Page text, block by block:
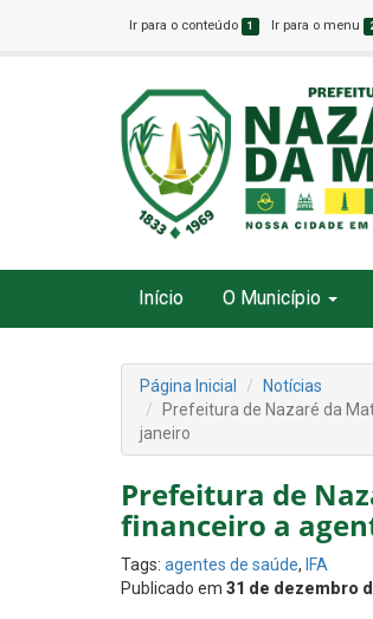
Ir para o conteúdo 1 Ir para o menu
Início O Município
Página Inicial
Notícias
Prefeitura de Nazaré da
janeiro
Prefeitura de
financeiro a
Tags: agentes de saúde, IFA
Publicado em 31 de dezembro